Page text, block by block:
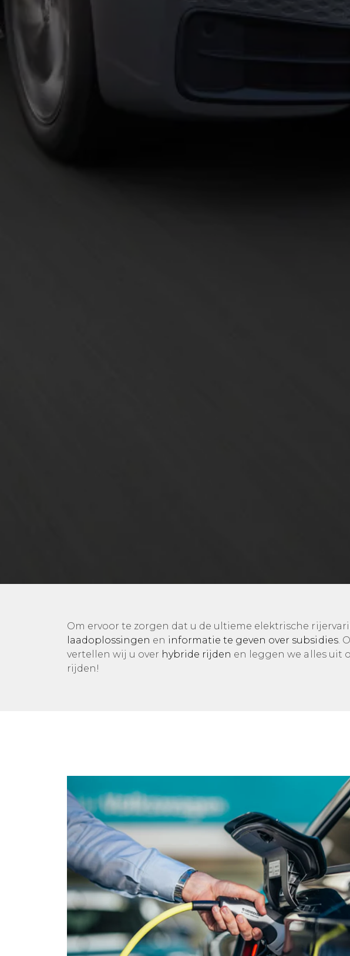
Om ervoor te zorgen dat u de ultieme elektrische
laadoplossingen en informatie te geven over subsidies.
vertellen wij u over hybride rijden en leggen we alles uit
rijden!